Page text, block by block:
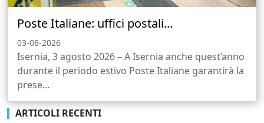
Poste Italiane: uffici postali...
03-08-2026
Isernia, 3 agosto 2026 – A Isernia anche quest’anno
durante il periodo estivo Poste Italiane garantirà la
prese...
ARTICOLI RECENTI